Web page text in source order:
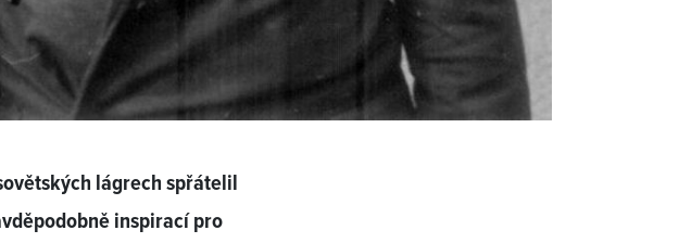
lágrech spřátelil
inspirací pro